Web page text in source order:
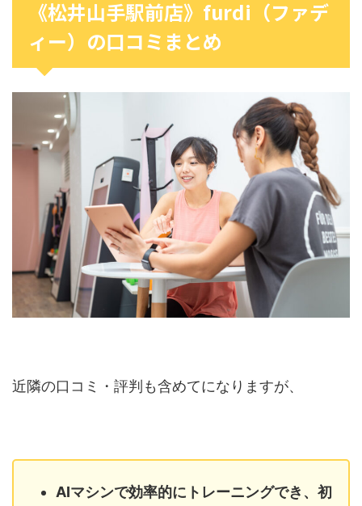
《松井山手駅前店》furdi（ファデ
ィー）の口コミまとめ
近隣の口コミ・評判も含めてになりますが、
AIマシンで効率的にトレーニングでき、初